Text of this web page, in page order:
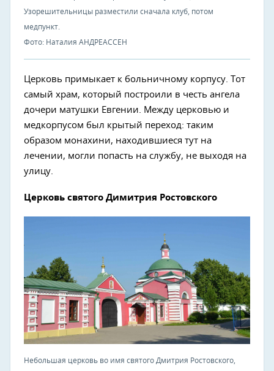
Узорешительницы разместили сначала клуб, потом
медпункт.
Фото: Наталия АНДРЕАССЕН
Церковь примыкает к больничному корпусу. Тот
самый храм, который построили в честь ангела
дочери матушки Евгении. Между церковью и
медкорпусом был крытый переход: таким
образом монахини, находившиеся тут на
лечении, могли попасть на службу, не выходя на
улицу.
Церковь святого Димитрия Ростовского
Небольшая церковь во имя святого Дмитрия Ростовского,